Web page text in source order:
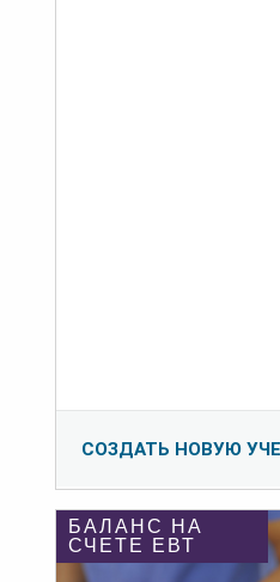
СОЗДАТЬ НОВУЮ
БАЛАНС НА
СЧЕТЕ ЕВТ